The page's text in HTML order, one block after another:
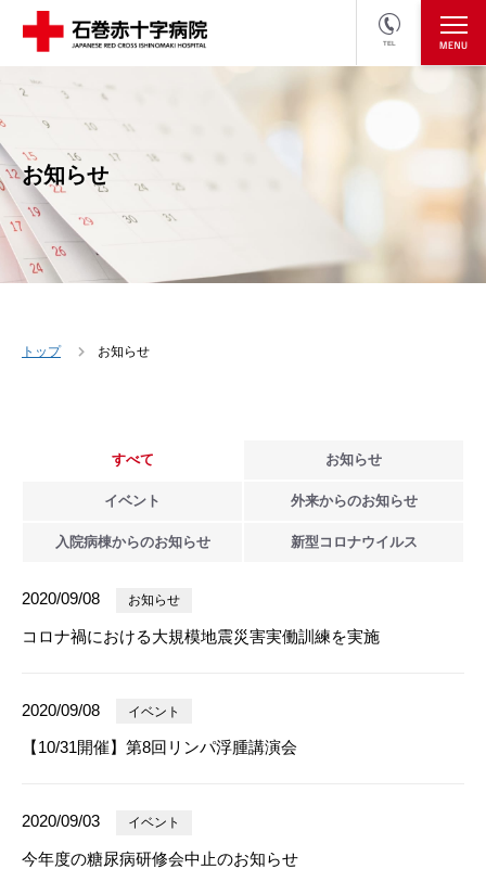
TEL
医療関係者の方
お知らせ
トップ お知らせ
すべて お知らせ
イベント 外来からのお知らせ
入院病棟からのお知らせ 新型 コロナウイルス
2020/09/08 お知らせ
コロナ禍における大規模地震災害実働訓練を実施
2020/09/08 イベント
【10/31開催】第8回リンパ浮腫講演会
2020/09/03 イベント
今年度の糖尿病研修会中止のお知らせ